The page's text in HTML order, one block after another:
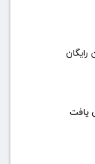
رایگان
یافت